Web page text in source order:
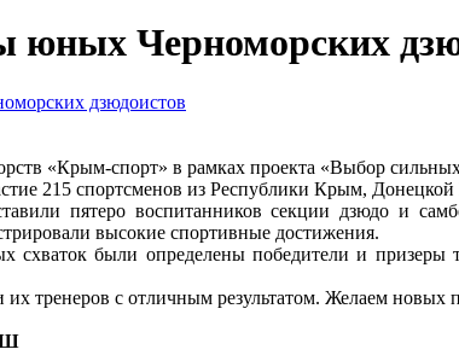
юных Черноморских
«Крым-спорт» в рамках проекта «Выбор
215 спортсменов из Республики Крым,
пятеро воспитанников секции дзюдо и
высокие спортивные достижения.
схваток были определены победители и
тренеров с отличным результатом. Желаем новых